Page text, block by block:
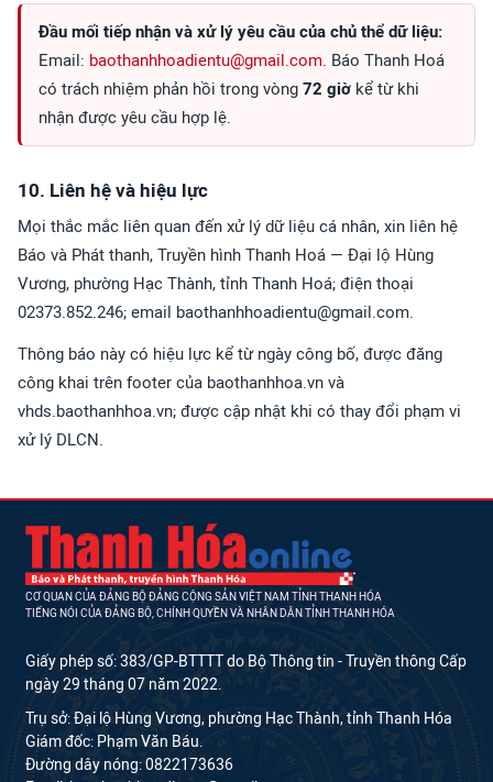
Đầu mối tiếp nhận và xử lý yêu cầu của chủ thể dữ liệu:
Email: baothanhhoadientu@gmail.com. Báo Thanh Hoá
có trách nhiệm phản hồi trong vòng 72 giờ kể từ khi
nhận được yêu cầu hợp lệ.
10. Liên hệ và hiệu lực
Mọi thắc mắc liên quan đến xử lý dữ liệu cá nhân, xin liên hệ
Báo và Phát thanh, Truyền hình Thanh Hoá — Đại lộ Hùng
Vương, phường Hạc Thành, tỉnh Thanh Hoá; điện thoại
02373.852.246; email baothanhhoadientu@gmail.com.
Thông báo này có hiệu lực kể từ ngày công bố, được đăng
công khai trên footer của baothanhhoa.vn và
vhds.baothanhhoa.vn; được cập nhật khi có thay đổi phạm vi
xử lý DLCN.
CƠ QUAN CỦA ĐẢNG BỘ ĐẢNG CỘNG SẢN VIỆT NAM TỈNH THANH HÓA
TIẾNG NÓI CỦA ĐẢNG BỘ, CHÍNH QUYỀN VÀ NHÂN DÂN TỈNH THANH HÓA
Giấy phép số: 383/GP-BTTTT do Bộ Thông tin - Truyền thông Cấp
ngày 29 tháng 07 năm 2022.
Trụ sở: Đại lộ Hùng Vương, phường Hạc Thành, tỉnh Thanh Hóa
Giám đốc: Phạm Văn Báu.
Đường dây nóng: 0822173636